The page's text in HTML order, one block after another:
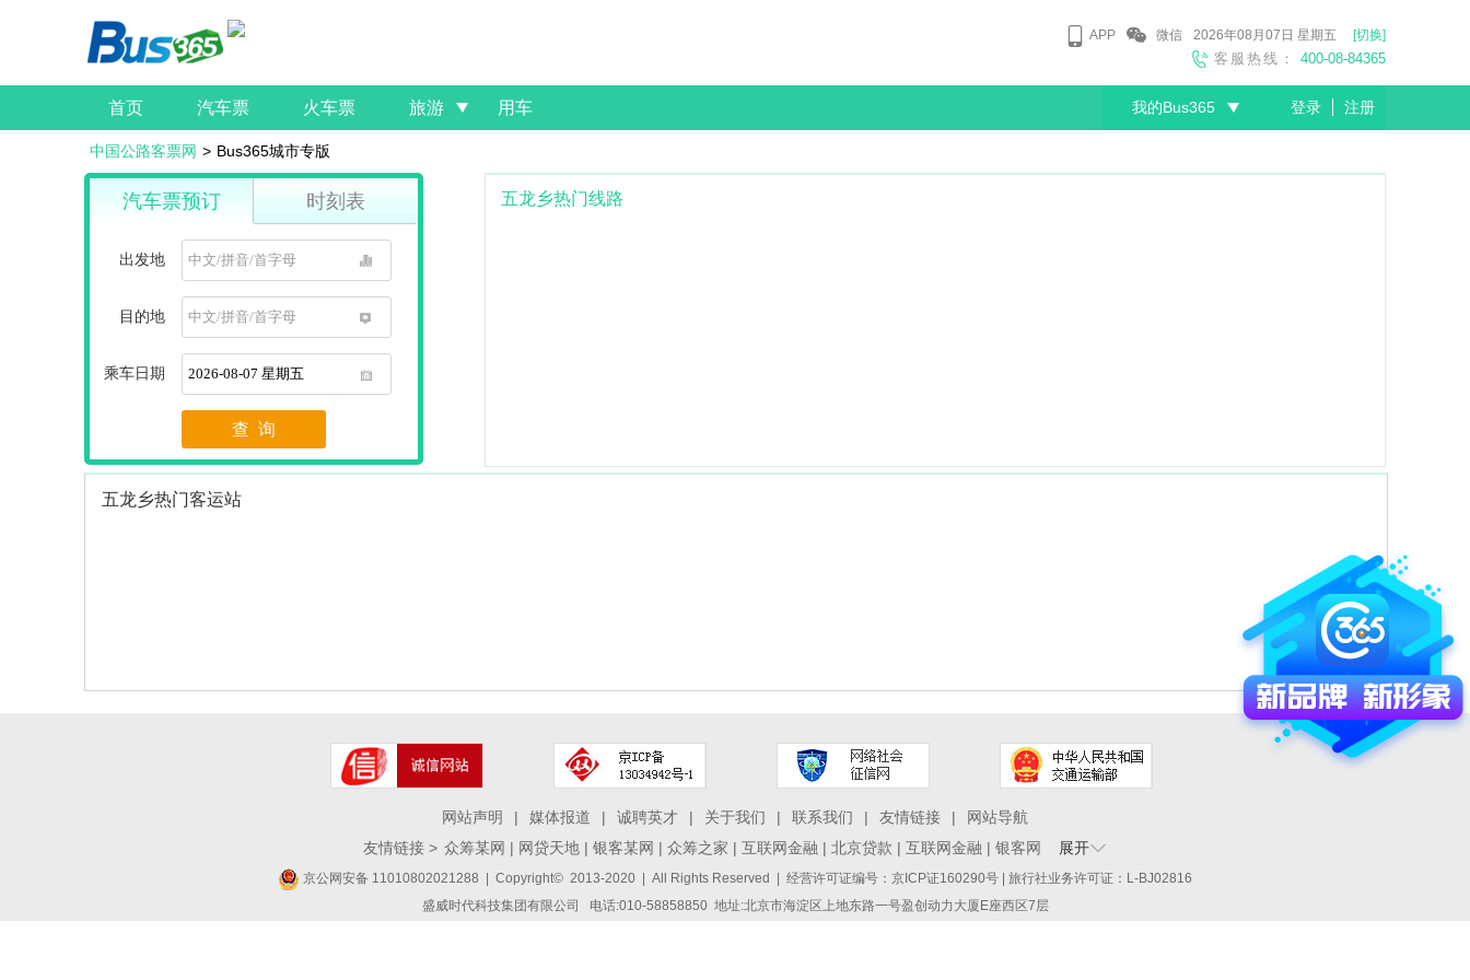
APP 微信 2026年08月07日 星期五 [切换]
客服热线： 400-08-84365
首页 汽车票 火车票 旅游 用车 我的Bus365 登录 注册
中国公路客票网 > Bus365城市专版
汽车票预订 时刻表
出发地
目的地
1
乘车日期
1
查 询
五龙乡热门线路
五龙乡热门客运站
网站声明 | 媒体报道 | 诚聘英才 | 关于我们 | 联系我们 | 友情链接 |
网站导航
友情链接 > 众筹某网 | 网贷天地 | 银客某网 | 众筹之家 | 互联网金融 | 北京贷款 | 互联网金融 | 银客网 展开
京公网安备 11010802021288 | Copyright© 2013-2020 | All Rights Reserved | 经营许可证编号：京ICP证160290号 | 旅行社业务许可证：L-BJ02816
盛威时代科技集团有限公司 电话:010-58858850 地址:北京市海淀区上地东路一号盈创动力大厦E座西区7层